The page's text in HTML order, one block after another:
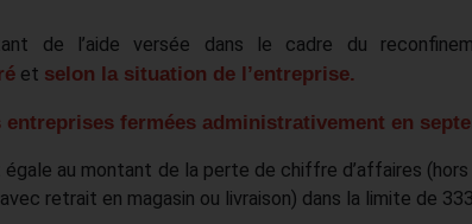
de l’aide versée dans le cadre du
et selon la situation de l’entreprise.
entreprises fermées administrativement en
égale au montant de la perte de chiffre d’affaires
retrait en magasin ou livraison) dans la limite de